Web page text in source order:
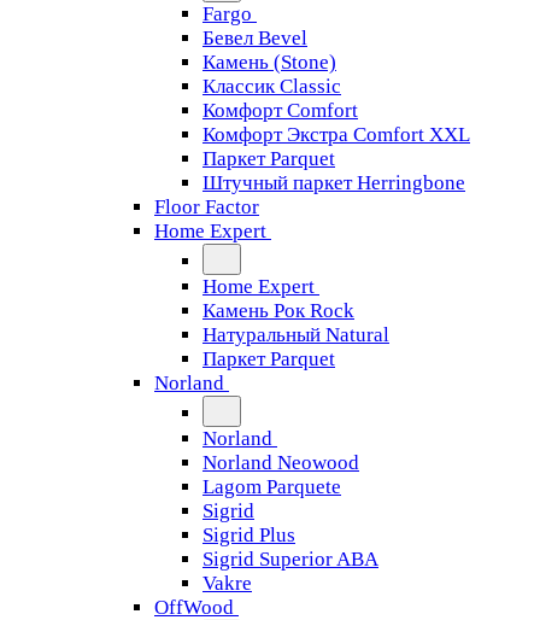
Fargo
Бевел Bevel
Камень (Stone)
Классик Classic
Комфорт Comfort
Комфорт Экстра Comfort XXL
Паркет Parquet
Штучный паркет Herringbone
Floor Factor
Home Expert
Home Expert
Камень Рок Rock
Натуральный Natural
Паркет Parquet
Norland
Norland
Norland Neowood
Lagom Parquete
Sigrid
Sigrid Plus
Sigrid Superior ABA
Vakre
OffWood